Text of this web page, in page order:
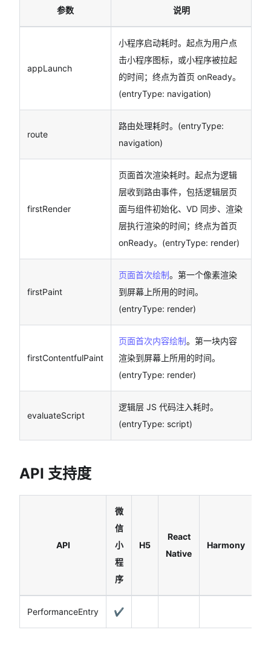
参数 说明
appLaunch
小程序启动耗时。起点为用户点
击小程序图标，或小程序被拉起
的时间；终点为首页 onReady。
(entryType: navigation)
route
路由处理耗时。(entryType:
navigation)
firstRender
页面首次渲染耗时。起点为逻辑
层收到路由事件，包括逻辑层页
面与组件初始化、VD 同步、渲染
层执行渲染的时间；终点为首页
onReady。(entryType: render)
firstPaint
页面首次绘制。第一个像素渲染
到屏幕上所用的时间。
(entryType: render)
firstContentfulPaint
页面首次内容绘制。第一块内容
渲染到屏幕上所用的时间。
(entryType: render)
evaluateScript
逻辑层 JS 代码注入耗时。
(entryType: script)
API 支持度
API
微
信
小
程
序
H5
React
Native
Harmony
PerformanceEntry ✔️